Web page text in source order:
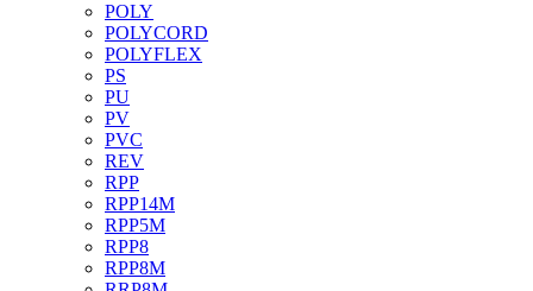
POLY
POLYCORD
POLYFLEX
PS
PU
PV
PVC
REV
RPP
RPP14M
RPP5M
RPP8
RPP8M